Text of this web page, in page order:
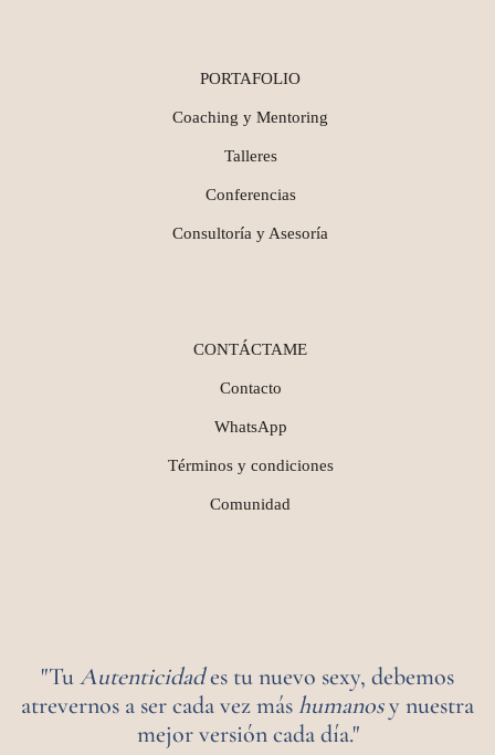
PORTAFOLIO
Coaching y Mentoring
Talleres
Conferencias
Consultoría y Asesoría
CONTÁCTAME
Contacto
WhatsApp
Términos y condiciones
Comunidad
"TuAutenticidades tu nuevo sexy, debemos
atrevernos a ser cada vez máshumanosy nuestra
mejor versión cada día."